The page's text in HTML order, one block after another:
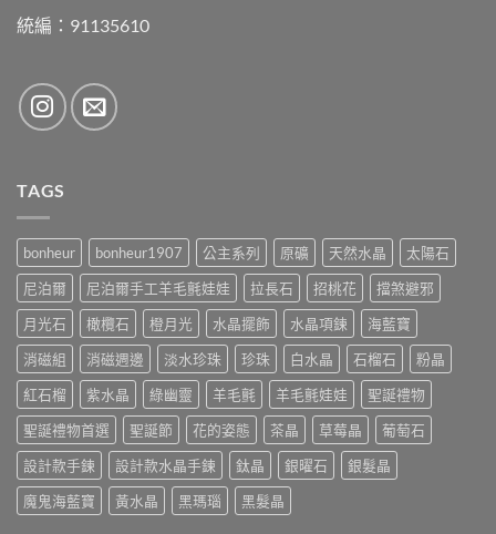
統編：91135610
TAGS
bonheur bonheur1907 公主系列 原礦 天然水晶
太陽石
尼泊爾
尼泊爾手工羊毛氈娃娃 拉長石 招桃花
擋煞避邪
月光石
橄欖石 橙月光 水晶擺飾 水晶項鍊
海藍寶
消磁組
消磁週邊 淡水珍珠 珍珠 白水晶 石榴石
粉晶
紅石榴
紫水晶 綠幽靈 羊毛氈 羊毛氈娃娃
聖誕禮物
聖誕禮物首選
聖誕節 花的姿態 茶晶 草莓晶
葡萄石
設計款手鍊
設計款水晶手鍊 鈦晶 銀曜石
銀髮晶
魔鬼海藍寶
黃水晶 黑瑪瑙 黑髮晶